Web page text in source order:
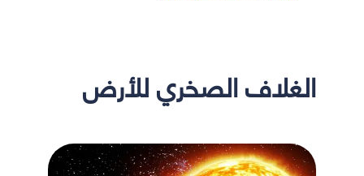
الغلاف الصخري للأرض